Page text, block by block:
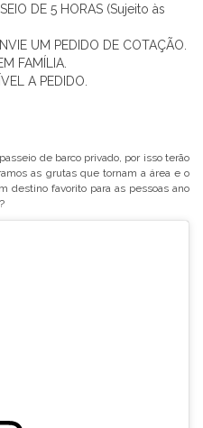
DE 5 HORAS (Sujeito às
UM PEDIDO DE COTAÇÃO.
FAMÍLIA.
A PEDIDO.
de barco privado, por isso terão
as grutas que tornam a área e o
destino favorito para as pessoas ano